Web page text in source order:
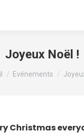
Joyeux Noël !
ici :
Evénements
Christmas